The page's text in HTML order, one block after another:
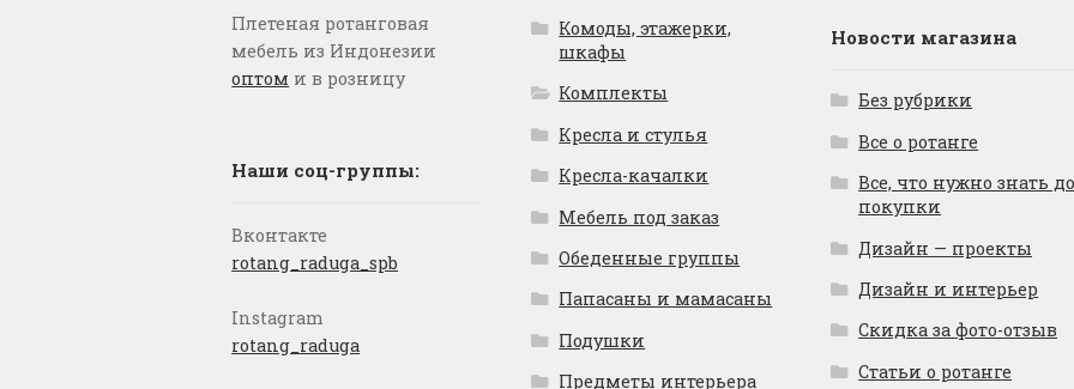
Плетеная ротанговая
мебель из Индонезии
оптом и в розницу
Наши соц-группы:
Вконтакте
rotang_raduga_spb
Instagram
rotang_raduga
Комоды, этажерки,
шкафы
Комплекты
Кресла и стулья
Кресла-качалки
Мебель под заказ
Обеденные группы
Папасаны и мамасаны
Подушки
Предметы интерьера
Новости магазина
Без рубрики
Все о ротанге
Все, что нужно знать
покупки
Дизайн — проекты
Дизайн и интерьер
Скидка за фото-отзыв
Статьи о ротанге